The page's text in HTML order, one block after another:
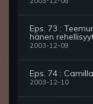
Eps. 73 :
hänen
2003-12-09
Eps. 74 :
2003-12-10